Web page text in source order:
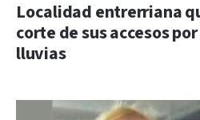
Localidad entrerriana
corte de sus accesos
lluvias